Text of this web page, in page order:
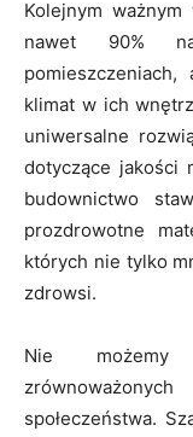
Kolejnym
nawet 90%
klimat w ich
uniwersalne
dotyczące jakości
budownictwo
prozdrowotne
których nie tylko
zdrowsi.
Nie możemy
społeczeństwa.